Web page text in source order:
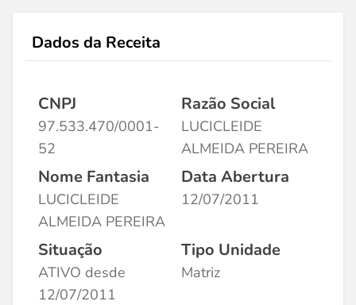
Dados da Receita
CNPJ
97.533.470/0001-
52
Razão Social
LUCICLEIDE
ALMEIDA PEREIRA
Nome Fantasia
LUCICLEIDE
ALMEIDA PEREIRA
Data Abertura
12/07/2011
Situação
ATIVO desde
12/07/2011
Tipo Unidade
Matriz